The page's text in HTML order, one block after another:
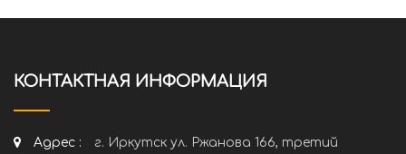
КОНТАКТНАЯ ИНФОРМАЦИЯ
Адрес :
г. Иркутск ул. Ржанова 166, третий